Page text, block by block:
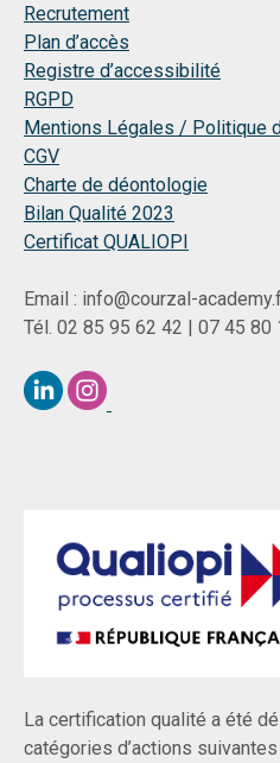
Recrutement
Plan d’accès
Registre d’accessibilité
RGPD
Mentions Légales / Politique
CGV
Charte de déontologie
Bilan Qualité 2023
Certificat QUALIOPI
Email : info@courzal-
Tél. 02 85 95 62 42 | 07 45 80
La certification qualité a été
catégories d’actions suivantes